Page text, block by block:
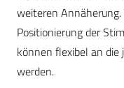
weiteren
Positionierung der
können flexibel an
werden.